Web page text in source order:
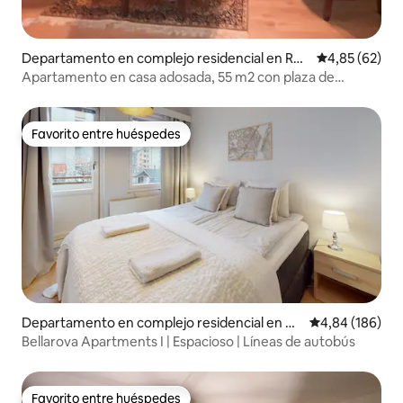
Departamento en complejo residencial en Ran
ua
Calificación
4,85 (62)
Apartamento en casa adosada, 55 m2 con plaza de
Favorito entre huéspedes
Favorito entre huéspedes
Departamento en complejo residencial en Ro
vaniemi
Calificación
4,84 (186)
Bellarova Apartments I | Espacioso | Líneas de autobús
Favorito entre huéspedes